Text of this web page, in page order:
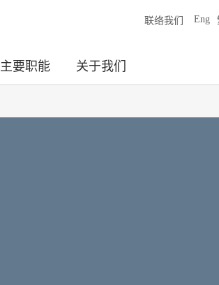
联络我们 Eng
主要职能 关于我们